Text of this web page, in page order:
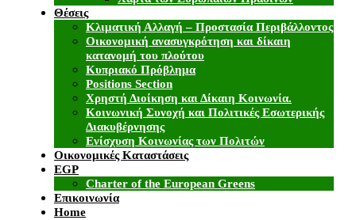
Θέσεις
Κλιματική Αλλαγή – Προστασία Περιβάλλοντος
Οικονομική ανασυγκρότηση και δίκαιη
κατανομή του πλούτου
Κυπριακό Πρόβλημα
Positions Section
Χρηστή Διοίκηση και Δίκαιη Κοινωνία.
Κοινωνική Συνοχή και Πολιτικές Εσωτερικής
Διακυβέρνησης
Ενίσχυση Κοινωνίας των Πολιτών
Οικονομικές Καταστάσεις
EGP
Charter of the European Greens
Επικοινωνία
Home